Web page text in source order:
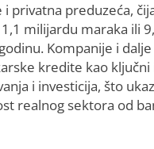
i privatna preduzeća,
milijardu maraka ili
Kompanije i
kredite kao ključni
i investicija, što
realnog sektora od